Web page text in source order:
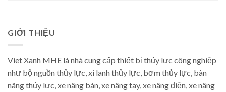
GIỚI THIỆU
Viet Xanh MHE là nhà cung cấp thiết bị thủy lực công nghiệp
như bộ nguồn thủy lực, xi lanh thủy lực, bơm thủy lực, bàn
nâng thủy lực, xe nâng bàn, xe nâng tay, xe nâng điện, xe nâng